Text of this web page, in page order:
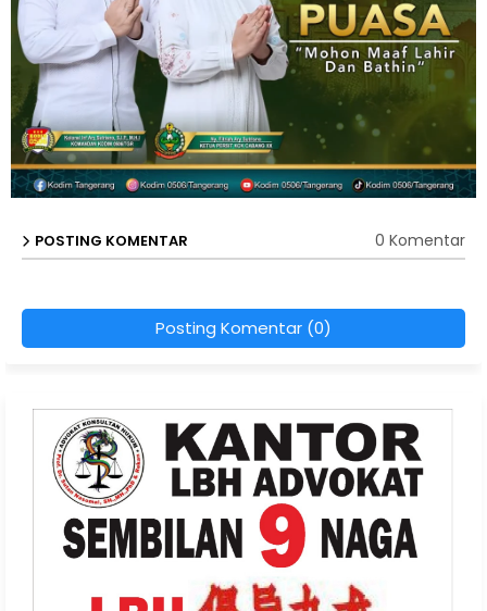
POSTING KOMENTAR 0 Komentar
Posting Komentar (0)